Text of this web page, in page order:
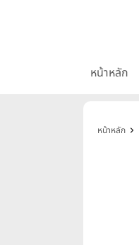
หน้าหลัก
หน้าหลัก